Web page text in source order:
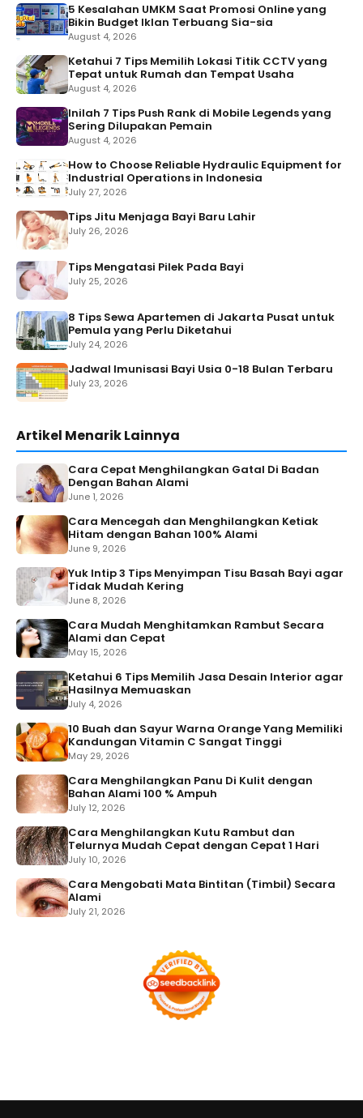
5 Kesalahan UMKM Saat Promosi Online yang
Bikin Budget Iklan Terbuang Sia-sia
August 4, 2026
Ketahui 7 Tips Memilih Lokasi Titik CCTV yang
Tepat untuk Rumah dan Tempat Usaha
August 4, 2026
Inilah 7 Tips Push Rank di Mobile Legends yang
Sering Dilupakan Pemain
August 4, 2026
How to Choose Reliable Hydraulic Equipment for
Industrial Operations in Indonesia
July 27, 2026
Tips Jitu Menjaga Bayi Baru Lahir
July 26, 2026
Tips Mengatasi Pilek Pada Bayi
July 25, 2026
8 Tips Sewa Apartemen di Jakarta Pusat untuk
Pemula yang Perlu Diketahui
July 24, 2026
Jadwal Imunisasi Bayi Usia 0-18 Bulan Terbaru
July 23, 2026
Artikel Menarik Lainnya
Cara Cepat Menghilangkan Gatal Di Badan
Dengan Bahan Alami
June 1, 2026
Cara Mencegah dan Menghilangkan Ketiak
Hitam dengan Bahan 100% Alami
June 9, 2026
Yuk Intip 3 Tips Menyimpan Tisu Basah Bayi agar
Tidak Mudah Kering
June 8, 2026
Cara Mudah Menghitamkan Rambut Secara
Alami dan Cepat
May 15, 2026
Ketahui 6 Tips Memilih Jasa Desain Interior agar
Hasilnya Memuaskan
July 4, 2026
10 Buah dan Sayur Warna Orange Yang Memiliki
Kandungan Vitamin C Sangat Tinggi
May 29, 2026
Cara Menghilangkan Panu Di Kulit dengan
Bahan Alami 100 % Ampuh
July 12, 2026
Cara Menghilangkan Kutu Rambut dan
Telurnya Mudah Cepat dengan Cepat 1 Hari
July 10, 2026
Cara Mengobati Mata Bintitan (Timbil) Secara
Alami
July 21, 2026